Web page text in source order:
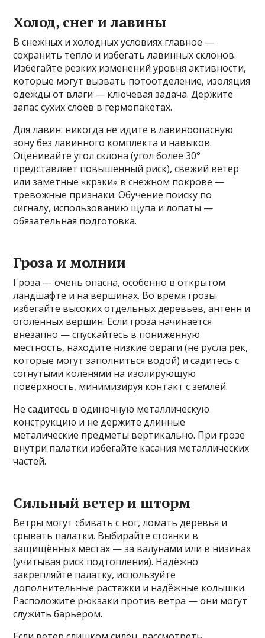
Холод, снег и лавины
В снежных и холодных условиях главное —
сохранить тепло и избегать лавинных склонов.
Избегайте резких изменений уровня активности,
которые могут вызвать потоотделение, изоляция
одежды от влаги — ключевая задача. Держите
запас сухих слоёв в гермопакетах.
Для лавин: никогда не идите в лавиноопасную
зону без лавинного комплекта и навыков.
Оценивайте угол склона (угол более 30°
представляет повышенный риск), свежий ветер
или заметные «крэки» в снежном покрове —
тревожные признаки. Обучение поиску по
сигналу, использованию щупа и лопаты —
обязательная подготовка.
Гроза и молнии
Гроза — очень опасна, особенно в открытом
ландшафте и на вершинах. Во время грозы
избегайте высоких отдельных деревьев, антенн и
оголённых вершин. Если гроза начинается
внезапно — спускайтесь в пониженную
местность, находите низкие овраги (не русла рек,
которые могут заполниться водой) и садитесь с
согнутыми коленями на изолирующую
поверхность, минимизируя контакт с землёй.
Не садитесь в одиночную металлическую
конструкцию и не держите длинные
металические предметы вертикально. При грозе
внутри палатки избегайте касания металлических
частей.
Сильный ветер и шторм
Ветры могут сбивать с ног, ломать деревья и
срывать палатки. Выбирайте стоянки в
защищённых местах — за валунами или в низинах
(учитывая риск подтопления). Надёжно
закрепляйте палатку, используйте
дополнительные растяжки и надёжные колышки.
Расположите рюкзаки против ветра — они могут
служить барьером.